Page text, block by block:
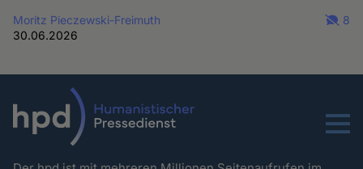
Moritz Pieczewski-Freimuth
30.06.2026
8
Menu